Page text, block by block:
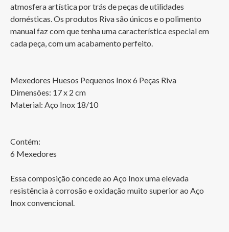
atmosfera artística por trás de peças de utilidades
domésticas. Os produtos Riva são únicos e o polimento
manual faz com que tenha uma característica especial em
cada peça, com um acabamento perfeito.
Mexedores Huesos Pequenos Inox 6 Peças Riva
Dimensões: 17 x 2 cm
Material: Aço Inox 18/10
Contém:
6 Mexedores
Essa composição concede ao Aço Inox uma elevada
resistência à corrosão e oxidação muito superior ao Aço
Inox convencional.